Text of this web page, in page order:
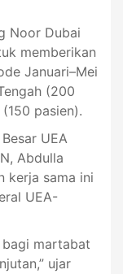
Noor Dubai
memberikan
Januari–Mei
(200
pasien).
UEA
Abdulla
kerja sama ini
UEA-
bagi martabat
ujar